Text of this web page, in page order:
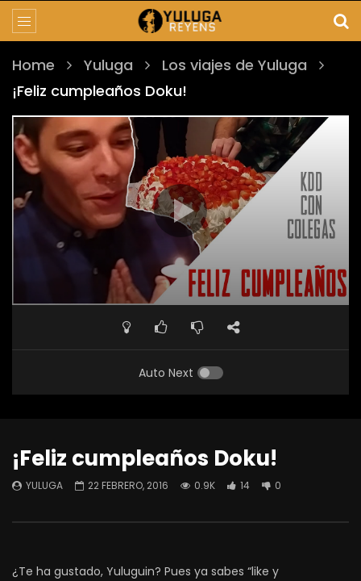
Home Yuluga
Los viajes de Yuluga
¡Feliz cumpleaños Doku!
Auto Next
¡Feliz cumpleaños Doku!
YULUGA 22 FEBRERO, 2016 0.9K 14 0
¿Te ha gustado, Yuluguin? Pues ya sabes “like y